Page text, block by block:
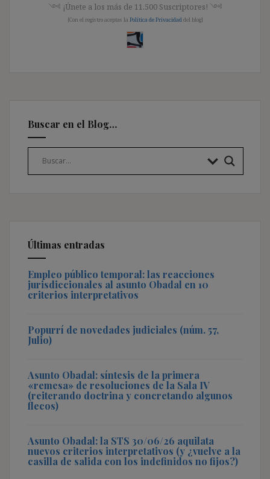
༺ ¡Únete a los más de 11.500 Suscriptores! ༺
[Con el registro aceptas la Política de Privacidad del blog]
Buscar en el Blog…
Últimas entradas
Empleo público temporal: las reacciones
jurisdiccionales al asunto Obadal en 10
criterios interpretativos
Popurrí de novedades judiciales (núm. 57,
Julio)
Asunto Obadal: síntesis de la primera
«remesa» de resoluciones de la Sala IV
(reiterando doctrina y concretando algunos
flecos)
Asunto Obadal: la STS 30/06/26 aquilata
nuevos criterios interpretativos (y ¿vuelve a la
casilla de salida con los indefinidos no fijos?)